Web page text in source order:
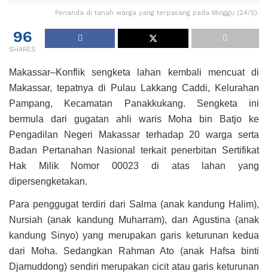
Penanda di tanah warga yang terpasang pada Minggu (24/5).
96
SHARES
Makassar–Konflik sengketa lahan kembali mencuat di
Makassar, tepatnya di Pulau Lakkang Caddi, Kelurahan
Pampang, Kecamatan Panakkukang. Sengketa ini
bermula dari gugatan ahli waris Moha bin Batjo ke
Pengadilan Negeri Makassar terhadap 20 warga serta
Badan Pertanahan Nasional terkait penerbitan Sertifikat
Hak Milik Nomor 00023 di atas lahan yang
dipersengketakan.
Para penggugat terdiri dari Salma (anak kandung Halim),
Nursiah (anak kandung Muharram), dan Agustina (anak
kandung Sinyo) yang merupakan garis keturunan kedua
dari Moha. Sedangkan Rahman Ato (anak Hafsa binti
Djamuddong) sendiri merupakan cicit atau garis keturunan